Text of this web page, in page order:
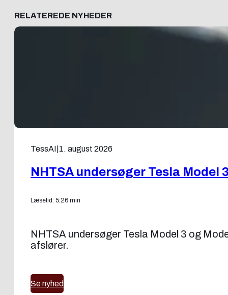
RELATEREDE NYHEDER
TessAI 1. august 2026
NHTSA undersøger Tesla Model
Læsetid: 5:26 min
NHTSA undersøger Tesla Model 3 og
afslører.
Se nyhed